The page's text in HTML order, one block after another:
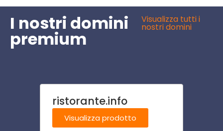
I nostri domini
premium
Visualizza tutti i
nostri domini
ristorante.info
Visualizza prodotto